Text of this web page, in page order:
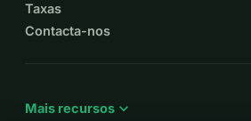
Taxas
Contacta-nos
Mais recursos expand_more